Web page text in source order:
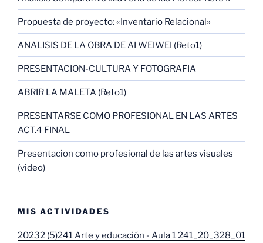
Propuesta de proyecto: «Inventario Relacional»
ANALISIS DE LA OBRA DE AI WEIWEI (Reto1)
PRESENTACION-CULTURA Y FOTOGRAFIA
ABRIR LA MALETA (Reto1)
PRESENTARSE COMO PROFESIONAL EN LAS ARTES
ACT.4 FINAL
Presentacion como profesional de las artes visuales
(video)
MIS ACTIVIDADES
20232 (5)241 Arte y educación - Aula 1 241_20_328_01